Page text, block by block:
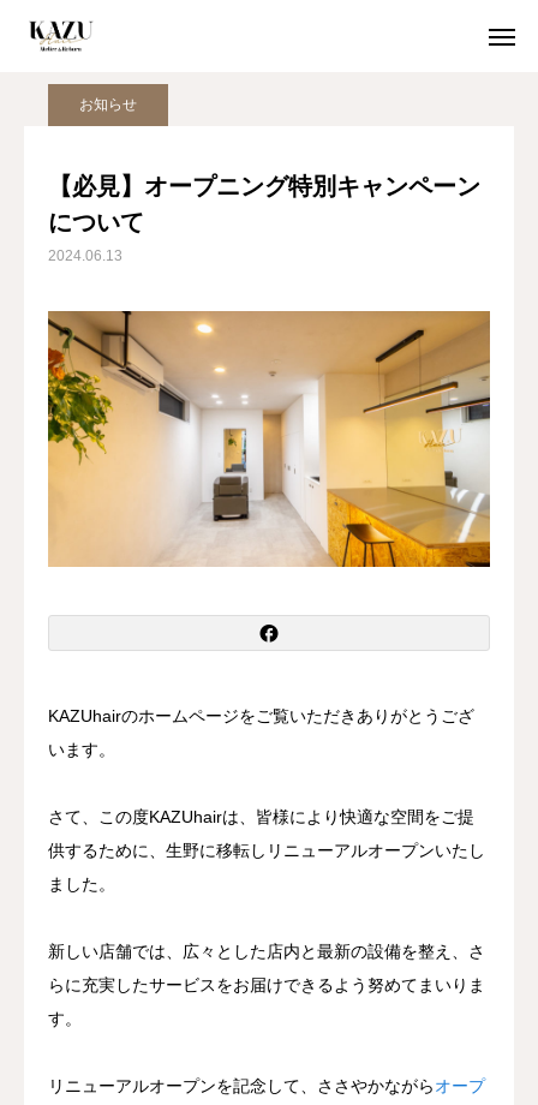
ブログ
お知らせ
【必見】オープニング特別キャンペーン
について
2024.06.13
KAZUhairのホームページをご覧いただきありがとうござ
います。
さて、この度KAZUhairは、皆様により快適な空間をご提
供するために、生野に移転しリニューアルオープンいたし
ました。
新しい店舗では、広々とした店内と最新の設備を整え、さ
らに充実したサービスをお届けできるよう努めてまいりま
す。
リニューアルオープンを記念して、ささやかながらオープ
WEB予約
当店が選ばれる５つの理由
期間限定クーポン
取扱商品
空席確認 / 24時間WEB予約